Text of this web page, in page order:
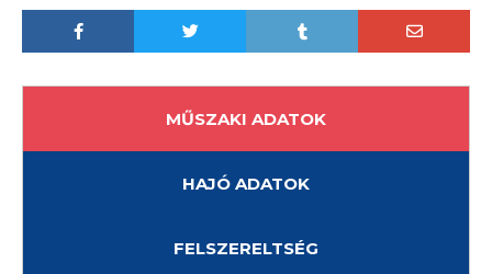
MŰSZAKI ADATOK
HAJÓ ADATOK
FELSZERELTSÉG